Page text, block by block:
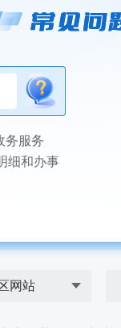
服务
细和办事
网站